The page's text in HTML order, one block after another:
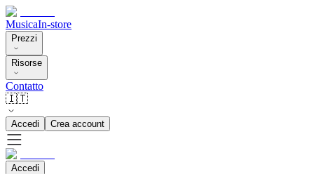
MusicaIn-store
Prezzi
Risorse
Contatto
🇮🇹
Accedi Crea account
Accedi